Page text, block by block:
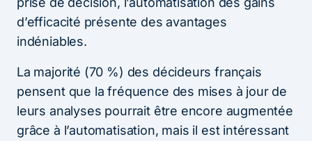
d’efficacité présente des avantages
indéniables.
La majorité (70 %) des décideurs français
pensent que la fréquence des mises à jour de
leurs analyses pourrait être encore augmentée
grâce à l’automatisation, mais il est intéressant